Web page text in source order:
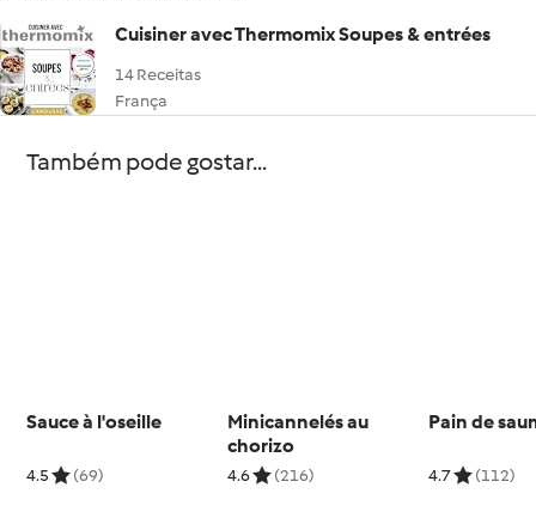
Cuisiner avec Thermomix Soupes & entrées
14 Receitas
França
Também pode gostar...
Sauce à l'oseille
4.5 (69)
Minicannelés au
chorizo
4.6 (216)
Pain de
4.7 (112)